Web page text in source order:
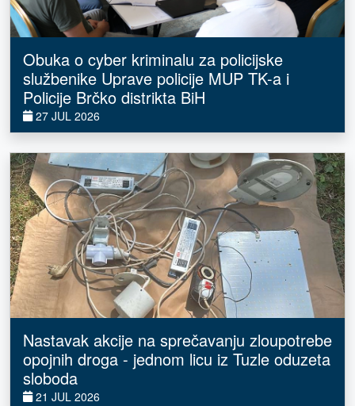
Obuka o cyber kriminalu za policijske
službenike Uprave policije MUP TK-a i
Policije Brčko distrikta BiH
27 JUL 2026
Nastavak akcije na sprečavanju zloupotrebe
opojnih droga - jednom licu iz Tuzle oduzeta
sloboda
21 JUL 2026